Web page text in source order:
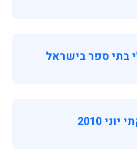
בתי ספר בישראל
2010